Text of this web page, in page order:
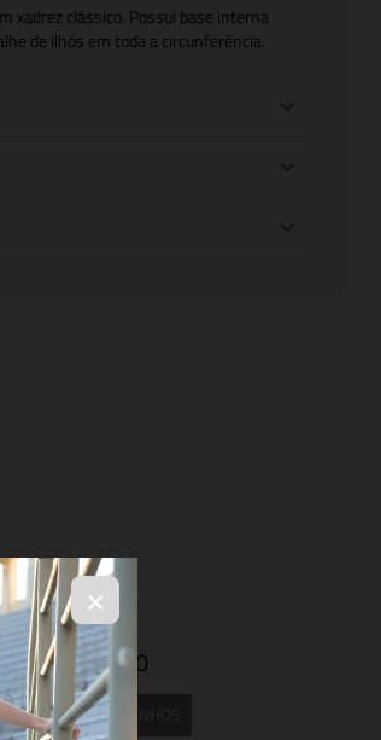
×
xadrez clássico. Possui base interna
de ilhós em toda a circunferência.
R$ 3.194,00
OS TAMANHOS